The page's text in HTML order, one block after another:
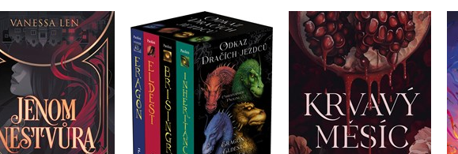
Jenom nestvůra
Vanessa Len
Odkaz Dračích jezdců –
Eragon,Eldest,Brisingr,Inherit.
(box)
Christopher Paolini
Krvavý měsíc
Britney S. Lewis